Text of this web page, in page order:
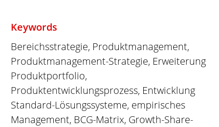
Keywords
Bereichsstrategie, Produktmanagement,
Produktmanagement-Strategie, Erweiterung
Produktportfolio,
Produktentwicklungsprozess, Entwicklung
Standard-Lösungssysteme, empirisches
Management, BCG-Matrix, Growth-Share-